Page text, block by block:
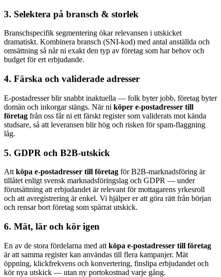
3. Selektera på bransch & storlek
Branschspecifik segmentering ökar relevansen i utskicket
dramatiskt. Kombinera bransch (SNI-kod) med antal anställda och
omsättning så når ni exakt den typ av företag som har behov och
budget för ert erbjudande.
4. Färska och validerade adresser
E-postadresser blir snabbt inaktuella — folk byter jobb, företag byter
domän och inkorgar stängs. När ni köper e-postadresser till
företag från oss får ni ett färskt register som validerats mot kända
studsare, så att leveransen blir hög och risken för spam-flaggning
låg.
5. GDPR och B2B-utskick
Att köpa e-postadresser till företag för B2B-marknadsföring är
tillåtet enligt svensk marknadsföringslag och GDPR — under
förutsättning att erbjudandet är relevant för mottagarens yrkesroll
och att avregistrering är enkel. Vi hjälper er att göra rätt från början
och rensar bort företag som spärrat utskick.
6. Mät, lär och kör igen
En av de stora fördelarna med att köpa e-postadresser till företag
är att samma register kan användas till flera kampanjer. Mät
öppning, klickfrekvens och konvertering, finslipa erbjudandet och
kör nya utskick — utan ny portokostnad varje gång.